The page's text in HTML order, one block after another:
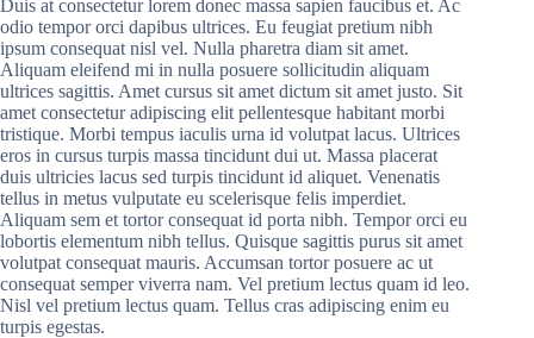
Duis at consectetur lorem donec massa sapien faucibus et. Ac
odio tempor orci dapibus ultrices. Eu feugiat pretium nibh
ipsum consequat nisl vel. Nulla pharetra diam sit amet.
Aliquam eleifend mi in nulla posuere sollicitudin aliquam
ultrices sagittis. Amet cursus sit amet dictum sit amet justo. Sit
amet consectetur adipiscing elit pellentesque habitant morbi
tristique. Morbi tempus iaculis urna id volutpat lacus. Ultrices
eros in cursus turpis massa tincidunt dui ut. Massa placerat
duis ultricies lacus sed turpis tincidunt id aliquet. Venenatis
tellus in metus vulputate eu scelerisque felis imperdiet.
Aliquam sem et tortor consequat id porta nibh. Tempor orci eu
lobortis elementum nibh tellus. Quisque sagittis purus sit amet
volutpat consequat mauris. Accumsan tortor posuere ac ut
consequat semper viverra nam. Vel pretium lectus quam id leo.
Nisl vel pretium lectus quam. Tellus cras adipiscing enim eu
turpis egestas.